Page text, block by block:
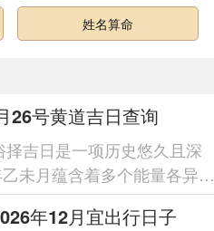
姓名算命
26号黄道吉日查询
吉日是一项历史悠久且深
未月蕴含着多个能量各异的
年12月宜出行日子